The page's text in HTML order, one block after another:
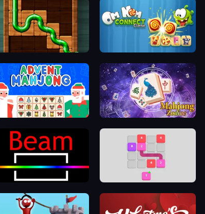
Pipe Puzzle Om Nom Connect Classic
Advent Mahjong Mahjong Solitaire Zodiac
Flow 2048 3D